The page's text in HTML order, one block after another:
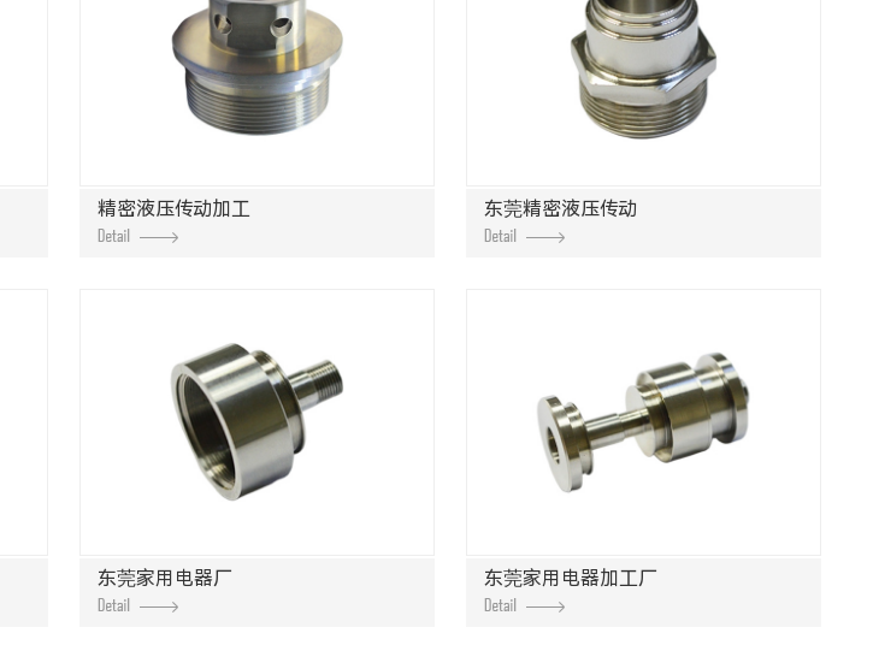
精密液压传动加工 东莞精密液压传动
东莞家用电器厂 东莞家用电器加工厂